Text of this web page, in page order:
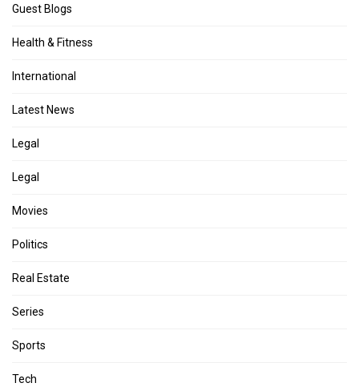
Guest Blogs
Health & Fitness
International
Latest News
Legal
Legal
Movies
Politics
Real Estate
Series
Sports
Tech